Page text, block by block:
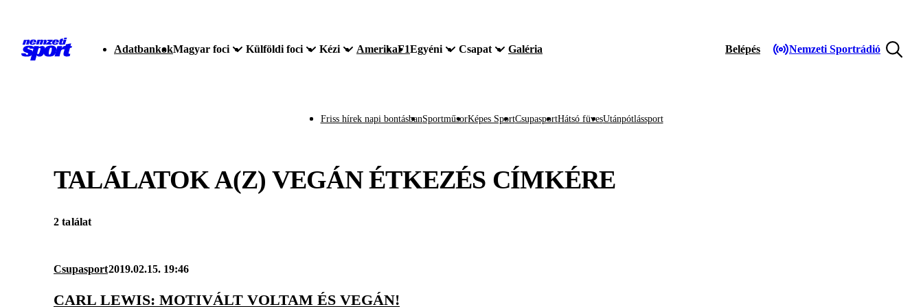
AdatbankokMagyar foci Külföldi foci Kézi AmerikaF1Egyéni Csapat Galéria Belépés Nemzeti Sportrádió
Friss hírek napi bontásbanSportműsorKépes SportCsupasportHátsó füvesUtánpótlássport
TALÁLATOK A(Z) VEGÁN ÉTKEZÉS CÍMKÉRE
2 találat
Csupasport2019.02.15. 19:46
CARL LEWIS: MOTIVÁLT VOLTAM ÉS VEGÁN!